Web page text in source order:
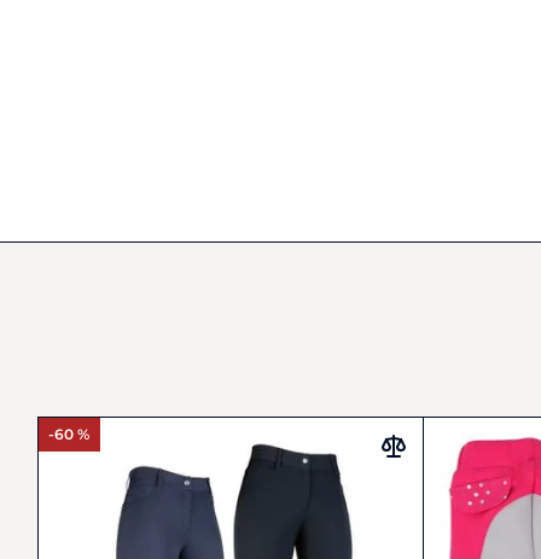
-60 %